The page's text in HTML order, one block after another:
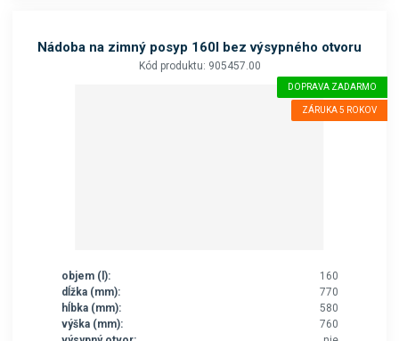
Nádoba na zimný posyp 160l bez výsypného otvoru
Kód produktu: 905457.00
DOPRAVA ZADARMO
ZÁRUKA 5 ROKOV
objem (l):
160
dĺžka (mm):
770
hĺbka (mm):
580
výška (mm):
760